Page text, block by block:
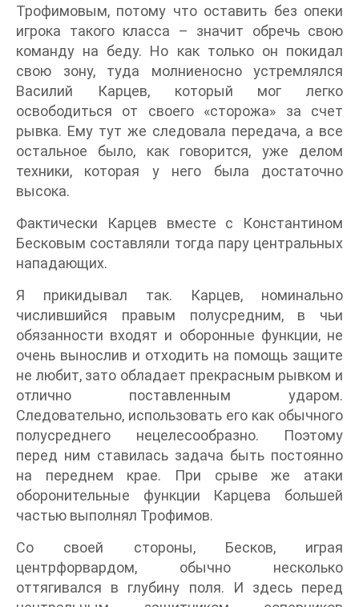
Трофимовым, потому что оставить без опеки
игрока такого класса – значит обречь свою
команду на беду. Но как только он покидал
свою зону, туда молниеносно устремлялся
Василий Карцев, который мог легко
освободиться от своего «сторожа» за счет
рывка. Ему тут же следовала передача, а все
остальное было, как говорится, уже делом
техники, которая у него была достаточно
высока.
Фактически Карцев вместе с Константином
Бесковым составляли тогда пару центральных
нападающих.
Я прикидывал так. Карцев, номинально
числившийся правым полусредним, в чьи
обязанности входят и оборонные функции, не
очень вынослив и отходить на помощь защите
не любит, зато обладает прекрасным рывком и
отлично поставленным ударом.
Следовательно, использовать его как обычного
полусреднего нецелесообразно. Поэтому
перед ним ставилась задача быть постоянно
на переднем крае. При срыве же атаки
оборонительные функции Карцева большей
частью выполнял Трофимов.
Со своей стороны, Бесков, играя
центрфорвардом, обычно несколько
оттягивался в глубину поля. И здесь перед